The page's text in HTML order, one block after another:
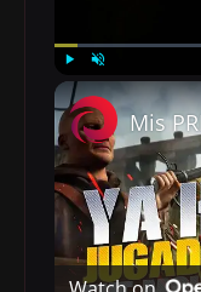
PLAY UNMUTE